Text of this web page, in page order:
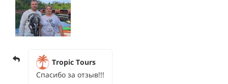
Tropic Tours
Спасибо за отзыв!!!